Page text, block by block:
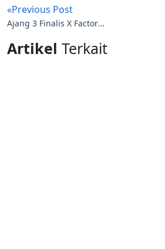
«Previous Post
Ajang 3 Finalis X Factor
Artikel Terkait